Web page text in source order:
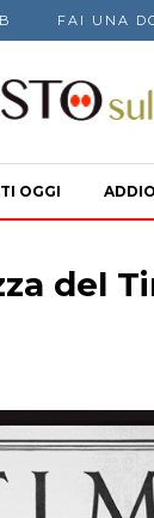
FAI UNA
OGGI
del